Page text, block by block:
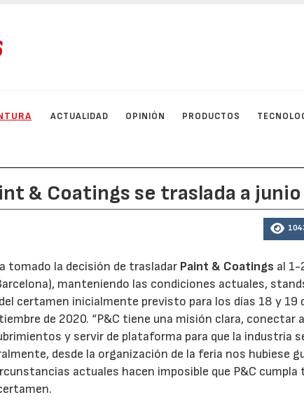
ACTUALIDAD OPINIÓN PRODUCTOS
& Coatings se traslada a
tomado la decisión de trasladar Paint & Coatings al 1-
manteniendo las condiciones actuales,
certamen inicialmente previsto para los días 18 y 19
de 2020. “P&C tiene una misión clara, conectar
y servir de plataforma para que la industria
desde la organización de la feria nos hubiese
actuales hacen imposible que P&C